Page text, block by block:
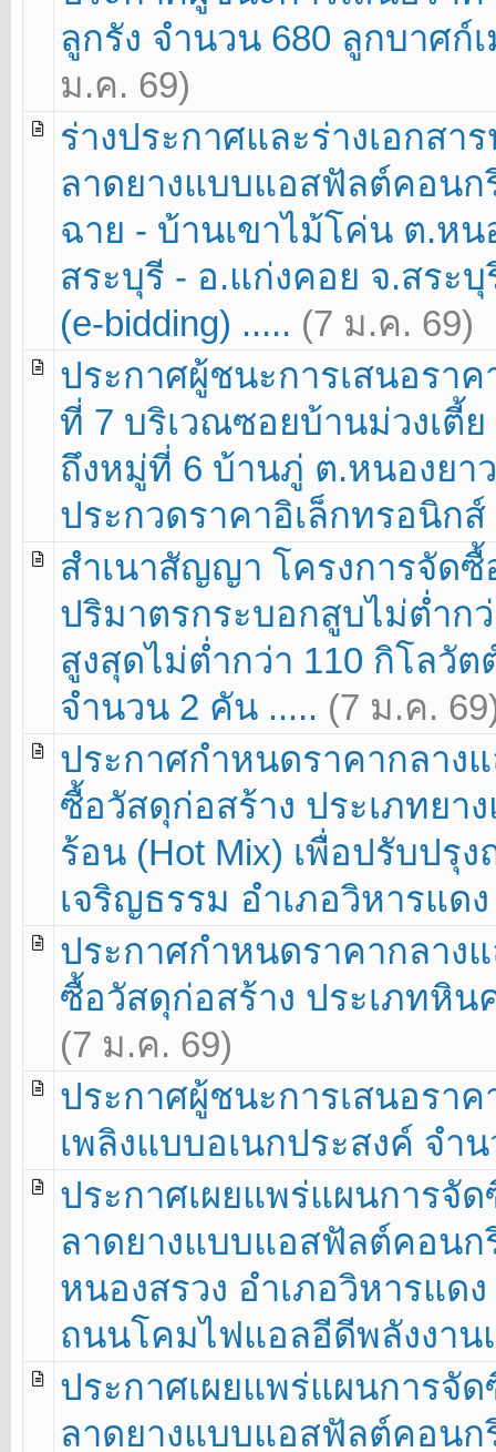
ลูกรัง จำนวน 680 ลูกบาศก์
ม.ค. 69)
ร่างประกาศและร่างเอกสา
ลาดยางแบบแอสฟัลต์คอนก
ฉาย - บ้านเขาไม้โค่น ต.ห
สระบุรี - อ.แก่งคอย จ.สระ
(e-bidding) ..... (7 ม.ค. 69)
ประกาศผู้ชนะการเสนอรา
ที่ 7 บริเวณซอยบ้านม่วงเตี้
ถึงหมู่ที่ 6 บ้านภู่ ต.หนองยา
ประกวดราคาอิเล็กทรอนิกส์
สำเนาสัญญา โครงการจัด
ปริมาตรกระบอกสูบไม่ต่ำก
สูงสุดไม่ต่ำกว่า 110 กิโลวั
จำนวน 2 คัน ..... (7 ม.ค.
ประกาศกำหนดราคากลาง
ซื้อวัสดุก่อสร้าง ประเภทย
ร้อน (Hot Mix) เพื่อปรับปรุ
เจริญธรรม อำเภอวิหารแด
ประกาศกำหนดราคากลาง
ซื้อวัสดุก่อสร้าง ประเภทหิน
(7 ม.ค. 69)
ประกาศผู้ชนะการเสนอรา
เพลิงแบบอเนกประสงค์ จำ
ประกาศเผยแพร่แผนการจั
ลาดยางแบบแอสฟัลต์คอน
หนองสรวง อำเภอวิหารแด
ถนนโคมไฟแอลอีดีพลังงาน
ประกาศเผยแพร่แผนการจั
ลาดยางแบบแอสฟัลต์คอนก